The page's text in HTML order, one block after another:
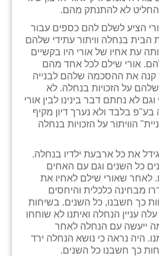
החליט לא להתנתק מהם.
הציע לשלם להם כספים עבור
בנחלה וויתור עתידי שלהם
עת אחיו של אורי היו בקשיים
אורי שילם לכל אחד מהם
וכך קנה את ההסכמה שלהם לבנייה
שלהם על הזכויות בנחלה. לא
לא נחתם דבר בינינו לבין אורי
בלבד ולא נערך דיון מקיף
הוויתור על הזכויות בנחלה
את כל ארבעת ילדיו בנחלה.
כל השנים וגם עם האחים
לאחר שאורי שילם לאחיו את
מבחינה כלכלית והיחסים
כך חשבנו, כל השנים. בשיחות
עניין הנחלה ואיתנו לא שוחחו
מה ייעשה עם הנחלה לאחר
היה נראה כי נושא הנחלה ירד
כך חשבנו כל השנים.